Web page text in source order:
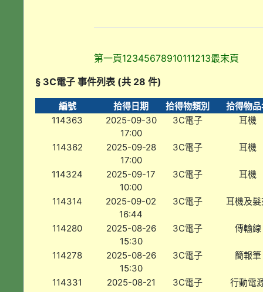
第一頁12345678910111213最末頁
§ 3C電子 事件列表 (共 28 件)
編號 拾得日期 拾得物類別
拾得物品
114363
2025-09-30
17:00
3C電子 耳機
114362
2025-09-28
17:00
3C電子 耳機
114324
2025-09-17
10:00
3C電子 耳機
114314
2025-09-02
16:44
3C電子 耳機及髮
114280
2025-08-26
15:30
3C電子 傳輸線
114278
2025-08-26
15:30
3C電子 簡報筆
114331
2025-08-21
3C電子 行動電